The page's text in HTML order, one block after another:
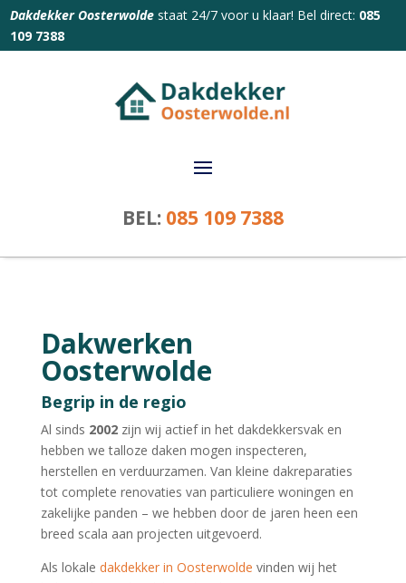
Dakdekker Oosterwolde staat 24/7 voor u klaar! Bel direct: 085
109 7388
BEL: 085 109 7388
Dakwerken
Oosterwolde
Begrip in de regio
Al sinds 2002zijn wij actief in het dakdekkersvak en
hebben we talloze daken mogen inspecteren,
herstellen en verduurzamen. Van kleine dakreparaties
tot complete renovaties van particuliere woningen en
zakelijke panden – we hebben door de jaren heen een
breed scala aan projecten uitgevoerd.
Als lokale dakdekker in Oosterwolde vinden wij het